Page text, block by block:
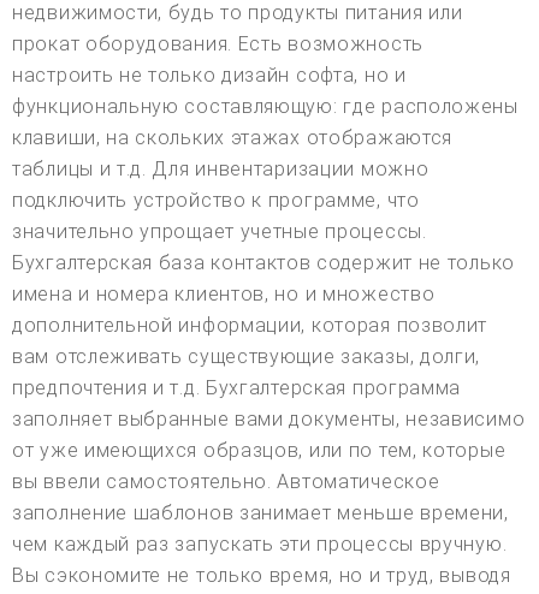
недвижимости, будь то продукты питания или
прокат оборудования. Есть возможность
настроить не только дизайн софта, но и
функциональную составляющую: где расположены
клавиши, на скольких этажах отображаются
таблицы и т.д. Для инвентаризации можно
подключить устройство к программе, что
значительно упрощает учетные процессы.
Бухгалтерская база контактов содержит не только
имена и номера клиентов, но и множество
дополнительной информации, которая позволит
вам отслеживать существующие заказы, долги,
предпочтения и т.д. Бухгалтерская программа
заполняет выбранные вами документы, независимо
от уже имеющихся образцов, или по тем, которые
вы ввели самостоятельно. Автоматическое
заполнение шаблонов занимает меньше времени,
чем каждый раз запускать эти процессы вручную.
Вы сэкономите не только время, но и труд, выводя